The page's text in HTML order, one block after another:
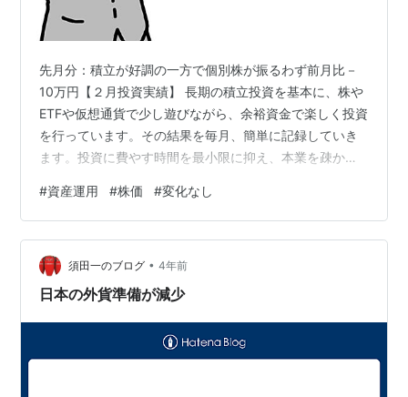
先月分：積立が好調の一方で個別株が振るわず前月比－
10万円【２月投資実績】 長期の積立投資を基本に、株や
ETFや仮想通貨で少し遊びながら、余裕資金で楽しく投資
を行っています。その結果を毎月、簡単に記録していき
ます。投資に費やす時間を最小限に抑え、本業を疎かに
り所得の25％前後を計画的に蓄える（基本は長期投
資）。 少なくとも半年分の生活費は確保しておく（それ
以外が運用資金）。 損してもよい額の３倍までを運用の
目安とする（最大で１/３ぐらい損する可能性）。 外国
株・ETF（楽天証券） 2021年２月から米国株および中国
#資産運用 #株価 #変化なし
須田一のブログ • 4年前
日本の外貨準備が減少